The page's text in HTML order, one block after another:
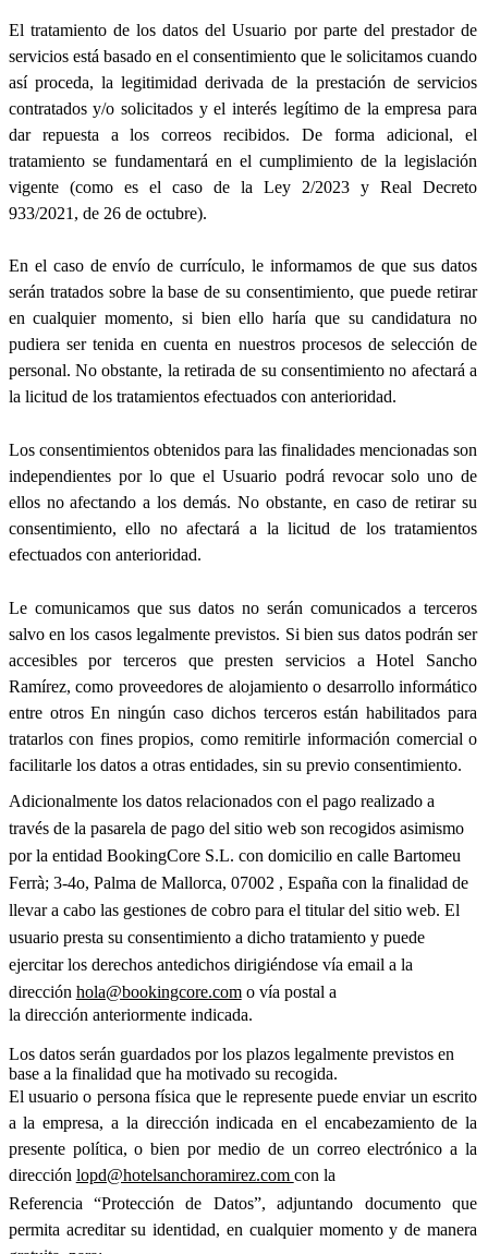
El tratamiento de los datos del Usuario por parte del prestador de
servicios está basado en el consentimiento que le solicitamos cuando
así proceda, la legitimidad derivada de la prestación de servicios
contratados y/o solicitados y el interés legítimo de la empresa para
dar repuesta a los correos recibidos. De forma adicional, el
tratamiento se fundamentará en el cumplimiento de la legislación
vigente (como es el caso de la Ley 2/2023 y Real Decreto
933/2021, de 26 de octubre).
En el caso de envío de currículo, le informamos de que sus datos
serán tratados sobre la base de su consentimiento, que puede retirar
en cualquier momento, si bien ello haría que su candidatura no
pudiera ser tenida en cuenta en nuestros procesos de selección de
personal. No obstante, la retirada de su consentimiento no afectará a
la licitud de los tratamientos efectuados con anterioridad.
Los consentimientos obtenidos para las finalidades mencionadas son
independientes por lo que el Usuario podrá revocar solo uno de
ellos no afectando a los demás. No obstante, en caso de retirar su
consentimiento, ello no afectará a la licitud de los tratamientos
efectuados con anterioridad.
Le comunicamos que sus datos no serán comunicados a terceros
salvo en los casos legalmente previstos. Si bien sus datos podrán ser
accesibles por terceros que presten servicios a Hotel Sancho
Ramírez, como proveedores de alojamiento o desarrollo informático
entre otros En ningún caso dichos terceros están habilitados para
tratarlos con fines propios, como remitirle información comercial o
facilitarle los datos a otras entidades, sin su previo consentimiento.
Adicionalmente los datos relacionados con el pago realizado a
través de la pasarela de pago del sitio web son recogidos asimismo
por la entidad BookingCore S.L. con domicilio en calle Bartomeu
Ferrà; 3-4o, Palma de Mallorca, 07002 , España con la finalidad de
llevar a cabo las gestiones de cobro para el titular del sitio web. El
usuario presta su consentimiento a dicho tratamiento y puede
ejercitar los derechos antedichos dirigiéndose vía email a la
dirección hola@bookingcore.como vía postal a
la dirección anteriormente indicada.
Los datos serán guardados por los plazos legalmente previstos en
base a la finalidad que ha motivado su recogida.
El usuario o persona física que le represente puede enviar un escrito
a la empresa, a la dirección indicada en el encabezamiento de la
presente política, o bien por medio de un correo electrónico a la
dirección lopd@hotelsanchoramirez.com con la
Referencia “Protección de Datos”, adjuntando documento que
permita acreditar su identidad, en cualquier momento y de manera